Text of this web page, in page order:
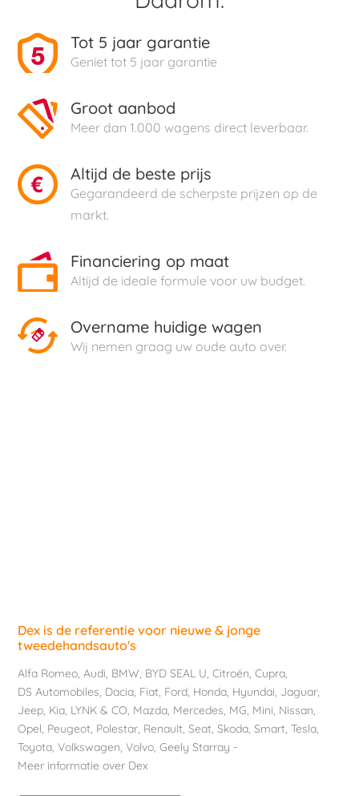
Tot 5 jaar garantie
Geniet tot 5 jaar garantie
Groot aanbod
Meer dan 1.000 wagens direct leverbaar.
Altijd de beste prijs
Gegarandeerd de scherpste prijzen op de
markt.
Financiering op maat
Altijd de ideale formule voor uw budget.
Overname huidige wagen
Wij nemen graag uw oude auto over.
Dex is de referentie voor nieuwe & jonge
tweedehandsauto's
Alfa Romeo Audi BMW BYD SEAL U ,Citroën ,Cupra
DS Automobiles Dacia Fiat Ford Honda Hyundai Jaguar
Jeep Kia LYNK & CO Mazda Mercedes MG Mini Nissan
Opel Peugeot Polestar Renault ,Seat ,Skoda ,Smart ,Tesla
Toyota ,Volkswagen ,Volvo ,Geely Starray -
Meer informatie over Dex